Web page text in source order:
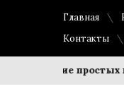
Главная
Контакты
простых